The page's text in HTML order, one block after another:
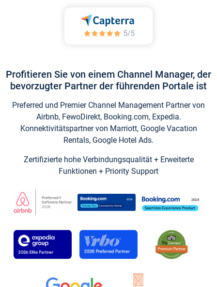
Profitieren Sie von einem Channel Manager, der
bevorzugter Partner der führenden Portale ist
Preferred und Premier Channel Management Partner von
Airbnb, FewoDirekt, Booking.com, Expedia.
Konnektivitätspartner von Marriott, Google Vacation
Rentals, Google Hotel Ads.
Zertifizierte hohe Verbindungsqualität + Erweiterte
Funktionen + Priority Support